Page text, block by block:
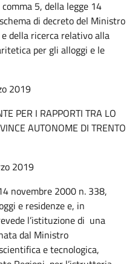
5, della legge 14
di decreto del Ministro
della ricerca relativo alla
per gli alloggi e le
2019
PER I RAPPORTI TRA LO
AUTONOME DI TRENTO
2019
novembre 2000 n. 338,
e residenze e, in
l’istituzione di una
dal Ministro
e tecnologica,